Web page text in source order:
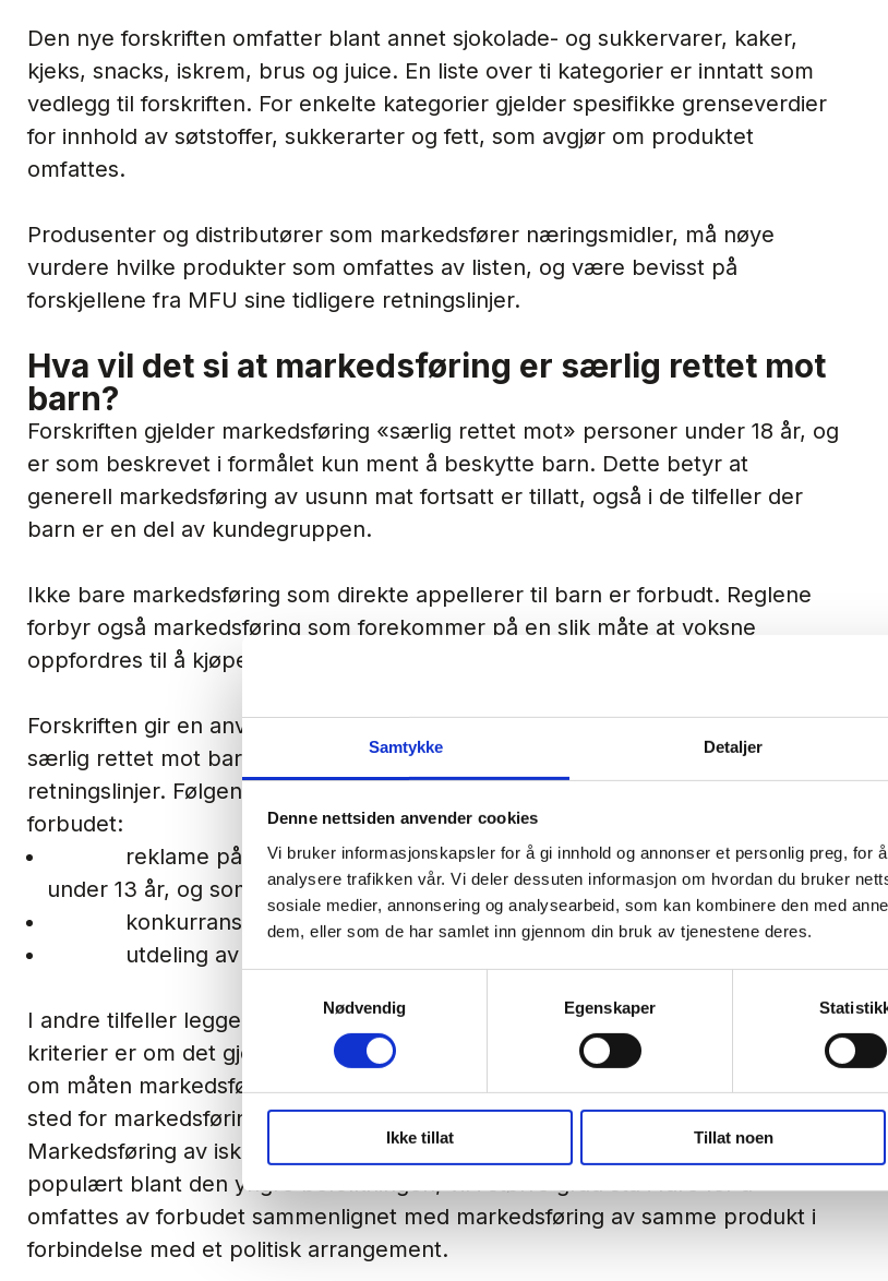
Samtykke Detaljer
Denne nettsiden anvender cookies
Vi bruker informasjonskapsler for å gi innhold og annonser et personlig preg, for
analysere trafikken vår. Vi deler dessuten informasjon om hvordan du bruker
sosiale medier, annonsering og analysearbeid, som kan kombinere den med
dem, eller som de har samlet inn gjennom din bruk av tjenestene deres.
Nødvendig
Egenskaper
Ikke tillat Tillat noen
Den nye forskriften omfatter blant annet sjokolade- og sukkervarer, kaker,
kjeks, snacks, iskrem, brus og juice. En liste over ti kategorier er inntatt som
vedlegg til forskriften. For enkelte kategorier gjelder spesifikke grenseverdier
for innhold av søtstoffer, sukkerarter og fett, som avgjør om produktet
omfattes.
Produsenter og distributører som markedsfører næringsmidler, må nøye
vurdere hvilke produkter som omfattes av listen, og være bevisst på
forskjellene fra MFU sine tidligere retningslinjer.
Hva vil det si at markedsføring er særlig rettet mot
barn?
Forskriften gjelder markedsføring «særlig rettet mot» personer under 18 år, og
er som beskrevet i formålet kun ment å beskytte barn. Dette betyr at
generell markedsføring av usunn mat fortsatt er tillatt, også i de tilfeller der
barn er en del av kundegruppen.
Ikke bare markedsføring som direkte appellerer til barn er forbudt. Reglene
forbyr også markedsføring som forekommer på en slik måte at voksne
oppfordres til å kjøpe produktet til barn.
Forskriften gir en anvisning med hva som menes med at markedsføringen er
særlig rettet mot barn. Utgangspunktet sammenfaller med MFU sine
retningslinjer. Følgende markedsføring anses alltid å være omfattet av
forbudet:
reklame på kino i tilknytning til filmer som er særlig rettet mot barn
under 13 år, og som starter før kl. 18.30
konkurranser med aldersgrense lavere enn 18 år
utdeling av smaksprøver og vareprøver til barn
I andre tilfeller legger forskriften opp til en helhetsvurdering, hvor viktige
kriterier er om det gjelder produkter som primært konsumeres av barn, og
om måten markedsføringen presenteres på, særlig appellerer til barn. Tid og
sted for markedsføringen vil i denne sammenhengen være av betydning.
Markedsføring av iskrem i forbindelse med innspilling av et tv-program som er
populært blant den yngre befolkningen, vil i større grad stå i fare for å
omfattes av forbudet sammenlignet med markedsføring av samme produkt i
forbindelse med et politisk arrangement.